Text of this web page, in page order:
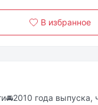
В избранное
года выпуска,